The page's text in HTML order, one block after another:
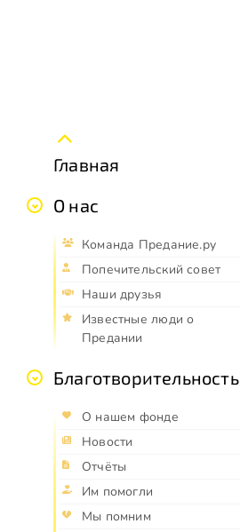
Главная
О нас
Команда Предание.ру
Попечительский совет
Наши друзья
Известные люди о
Предании
Благотворительность
О нашем фонде
Новости
Отчёты
Им помогли
Мы помним